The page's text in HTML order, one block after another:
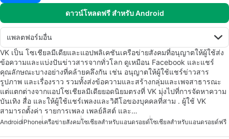
ดาวน์โหลดฟรี สำหรับ Android
แพลตฟอร์มอื่น
VK เป็น โซเชียลมีเดียและแอปพลิเคชันเครือข่ายสังคมที่อนุญาตให้ผู้ใช้ส่ง
ข้อความและแบ่งปันข่าวสารจากทั่วโลก ดูเหมือน Facebook และแชร์
คุณลักษณะบางอย่างที่คล้ายคลึงกัน เช่น อนุญาตให้ผู้ใช้แชร์ข่าวสาร
รูปภาพ และเรื่องราว รวมทั้งส่งข้อความและสร้างกลุ่มและเพจสาธารณะ
แต่แตกต่างจากแอปโซเชียลมีเดียยอดนิยมตรงที่ VK มุ่งไปที่การจัดหาความ
บันเทิง สื่อ และให้ผู้ใช้แชร์เพลงและวิดีโอของบุคคลที่สาม . ผู้ใช้ VK
สามารถตั้งค่า รายการเพลง เพลย์ลิสต์ และ…
AndroidiPhoneเครือข่ายสังคมโซเชียลสำหรับแอนดรอยด์โซเชียลสำหรับแอนดรอยด์ฟรี